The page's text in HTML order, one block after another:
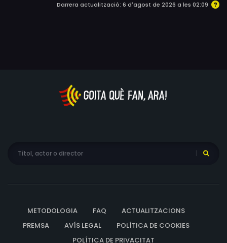
Darrera actualització: 6 d'agost de 2026 a les 02:09
METODOLOGIA FAQ
ACTUALITZACIONS
PREMSA
AVÍS LEGAL
POLÍTICA DE COOKIES
POLÍTICA DE PRIVACITAT